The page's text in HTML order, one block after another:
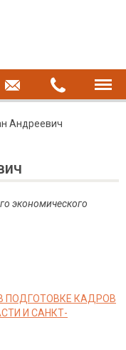
Андреевич
экономического
ПОДГОТОВКЕ КАДРОВ
И САНКТ-